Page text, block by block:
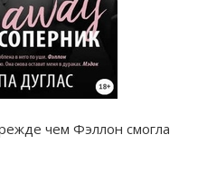
чем Фэллон смогла